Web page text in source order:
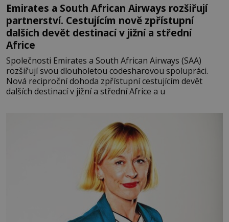
Emirates a South African Airways rozšiřují
partnerství. Cestujícím nově zpřístupní
dalších devět destinací v jižní a střední
Africe
Společnosti Emirates a South African Airways (SAA)
rozšiřují svou dlouholetou codesharovou spolupráci.
Nová reciproční dohoda zpřístupní cestujícím devět
dalších destinací v jižní a střední Africe a u